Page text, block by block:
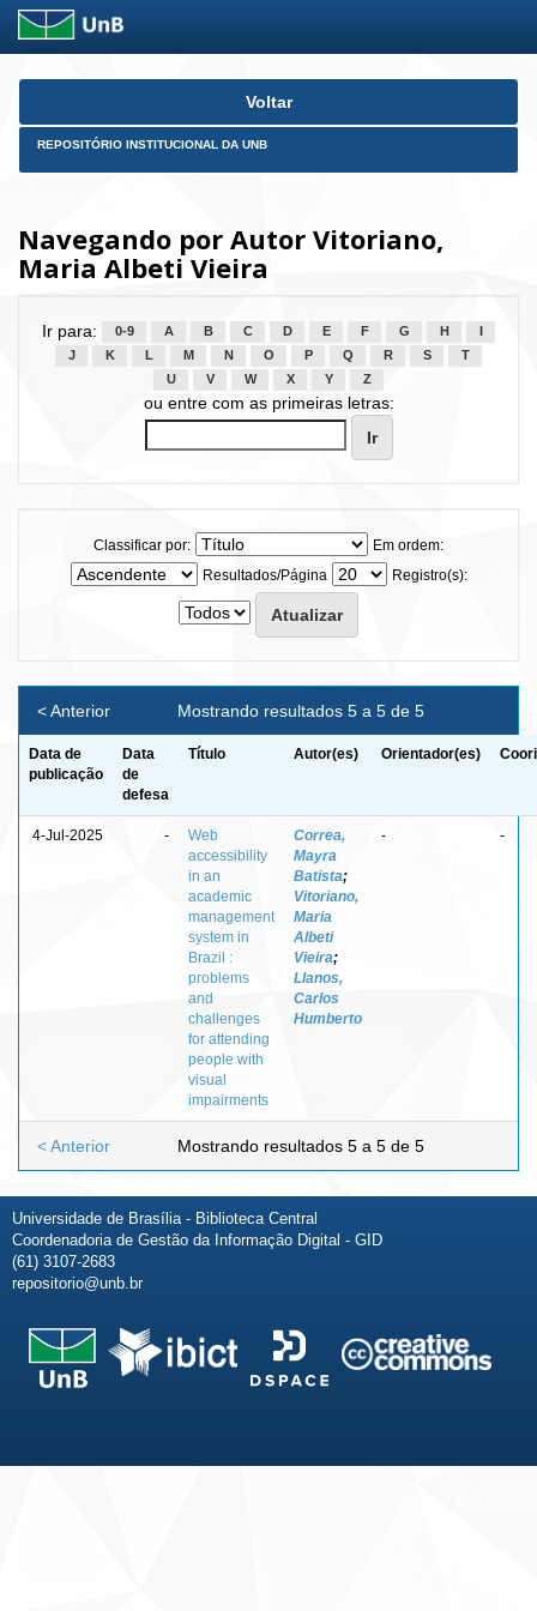
Skip
Voltar
REPOSITÓRIO INSTITUCIONAL DA UNB
Navegando por Autor Vitoriano,
Maria Albeti Vieira
Ir para: 0-9 A B C D E F G H
J
K L M N O P Q R S
T
U
V W X Y Z
ou entre com as primeiras letras:
Classificar por:
Em ordem:
Resultados/Página
Registro(s):
Mostrando resultados 5 a 5 de 5
< Anterior
Data de
publicação
Data
de
defesa
Título Autor(es) Orientador(es)
4-Jul-2025 -
Web
accessibility
in an
academic
management
system in
Brazil :
problems
and
challenges
for attending
people with
visual
impairments
Correa,
Mayra
Batista;
Vitoriano,
Maria
Albeti
Vieira;
Llanos,
Carlos
Humberto
- -
Mostrando resultados 5 a 5 de 5
< Anterior
Universidade de Brasília - Biblioteca Central
Coordenadoria de Gestão da Informação Digital - GID
(61) 3107-2683
repositorio@unb.br